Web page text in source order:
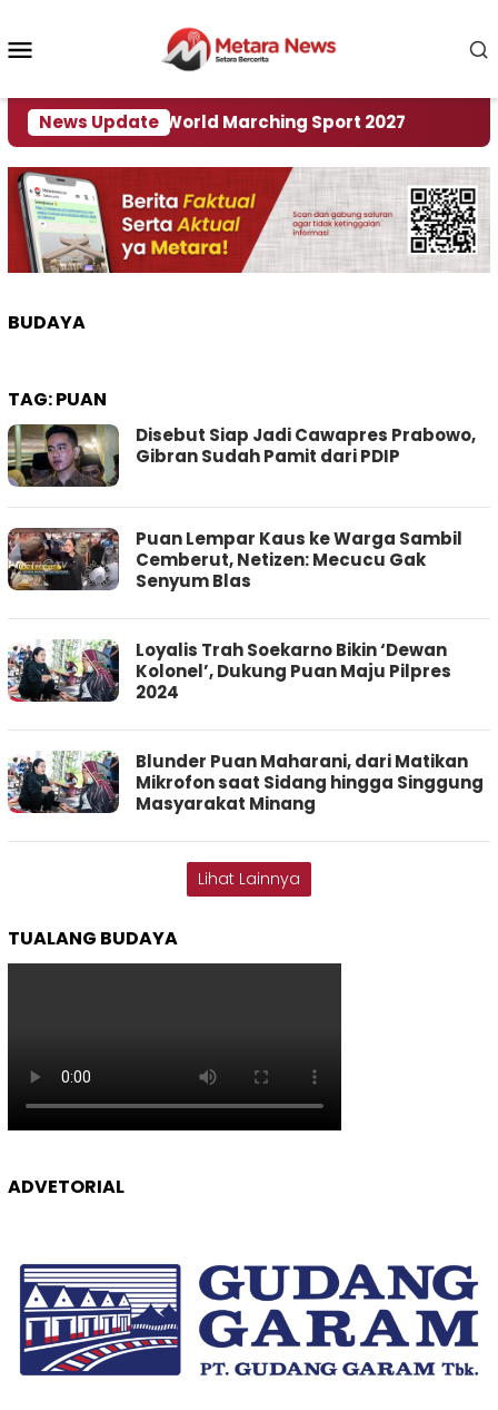
konten
News Update
Rumah World Marching Sport 2027
BUDAYA
TAG:PUAN
Disebut Siap Jadi Cawapres Prabowo,
Gibran Sudah Pamit dari PDIP
Puan Lempar Kaus ke Warga Sambil
Cemberut, Netizen: Mecucu Gak
Senyum Blas
Loyalis Trah Soekarno Bikin ‘Dewan
Kolonel’, Dukung Puan Maju Pilpres
2024
Blunder Puan Maharani, dari Matikan
Mikrofon saat Sidang hingga Singgung
Masyarakat Minang
Lihat Lainnya
TUALANG BUDAYA
ADVETORIAL